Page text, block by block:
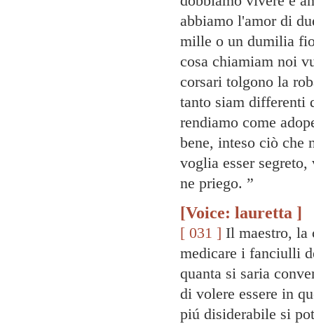
abbiamo l'amor di
mille o un dumilia
cosa chiamiam noi
corsari tolgono la
tanto siam differenti
rendiamo come
bene, inteso ciò che
voglia esser
ne priego. ”
[Voice: lauretta ]
[ 031 ] Il maestro, la
medicare i fanciulli
quanta si saria
di volere essere in
piú disiderabile si